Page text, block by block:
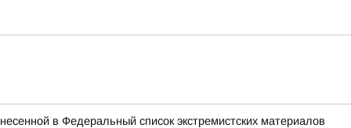
в Федеральный список экстремистских материалов